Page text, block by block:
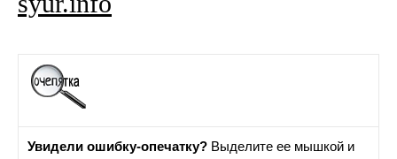
Увидели ошибку-опечатку? Выделите ее мышкой и